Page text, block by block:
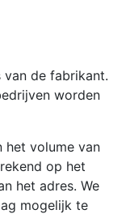
van de fabrikant.
worden
het volume van
op het
het adres. We
mogelijk te